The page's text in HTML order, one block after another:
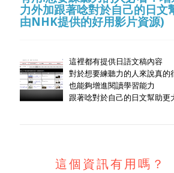
力外加跟著唸對於自己的日文
由NHK提供的好用影片資源)
這裡都有提供日語文稿內容
對於想要練聽力的人來說真的
也能夠增進閱讀學習能力
跟著唸對於自己的日文幫助更
這個資訊有用嗎？